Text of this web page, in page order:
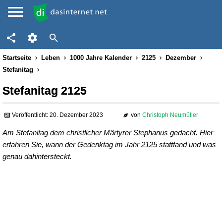
Startseite Leben 1000 Jahre Kalender 2125
Dezember
Stefanitag
Stefanitag 2125
Veröffentlicht: 20. Dezember 2023 von Christoph Neumüller
Am Stefanitag dem christlicher Märtyrer Stephanus gedacht. Hier
erfahren Sie, wann der Gedenktag im Jahr 2125 stattfand und was
genau dahintersteckt.